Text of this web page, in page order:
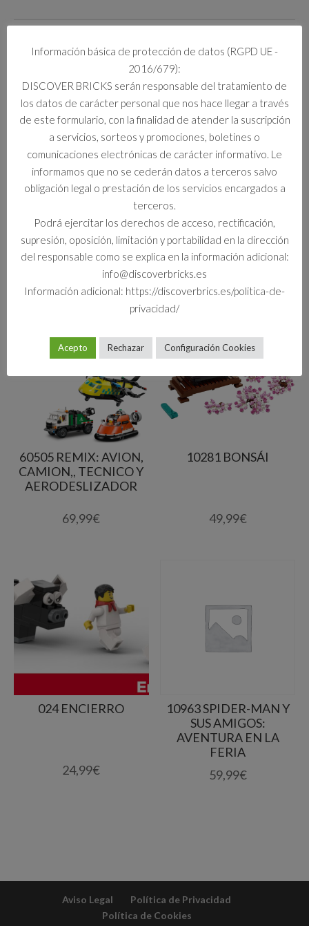
Este producto no está disponible porque no quedan existencias.
Información adicional
Curso Escolar
Productos relacionados
60505 REMIX: AVION,
CAMION,, TECNICO Y
AERODESLIZADOR
69,99€
10281 BONSÁI
49,99€
024 ENCIERRO
24,99€
10963 SPIDER-MAN Y
SUS AMIGOS:
AVENTURA EN LA
FERIA
59,99€
Aviso Legal
Política de Privacidad
Política de Cookies
Información básica de protección de datos (RGPD UE -
2016/679):
DISCOVER BRICKS serán responsable del tratamiento de
los datos de carácter personal que nos hace llegar a través
de este formulario, con la finalidad de atender la suscripción
a servicios, sorteos y promociones, boletines o
comunicaciones electrónicas de carácter informativo. Le
informamos que no se cederán datos a terceros salvo
obligación legal o prestación de los servicios encargados a
terceros.
Podrá ejercitar los derechos de acceso, rectificación,
supresión, oposición, limitación y portabilidad en la dirección
del responsable como se explica en la información adicional:
info@discoverbricks.es
Información adicional: https://discoverbrics.es/politica-de-
privacidad/
Acepto Rechazar Configuración Cookies